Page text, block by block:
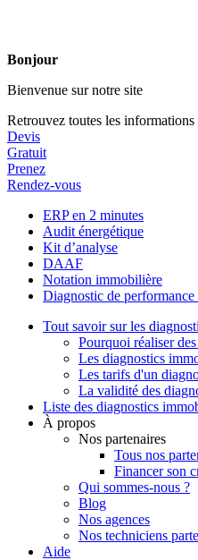
Bonjour
Bienvenue sur notre site
Retrouvez toutes les
Devis
Gratuit
Prenez
Rendez-vous
ERP en 2 minutes
Audit énergétique
Kit d’analyse
DAAF
Notation immobilière
Diagnostic de
Tout savoir sur les
Pourquoi réaliser
Les diagnostics
Les tarifs d'un
La validité des
Liste des diagnostics
À propos
Nos partenaires
Tous nos
Financer son
Qui sommes-nous ?
Blog
Nos agences
Nos techniciens
Aide